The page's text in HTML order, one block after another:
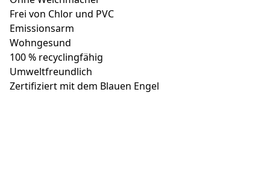
Frei von Chlor und PVC
Emissionsarm
Wohngesund
100 % recyclingfähig
Umweltfreundlich
Zertifiziert mit dem Blauen Engel